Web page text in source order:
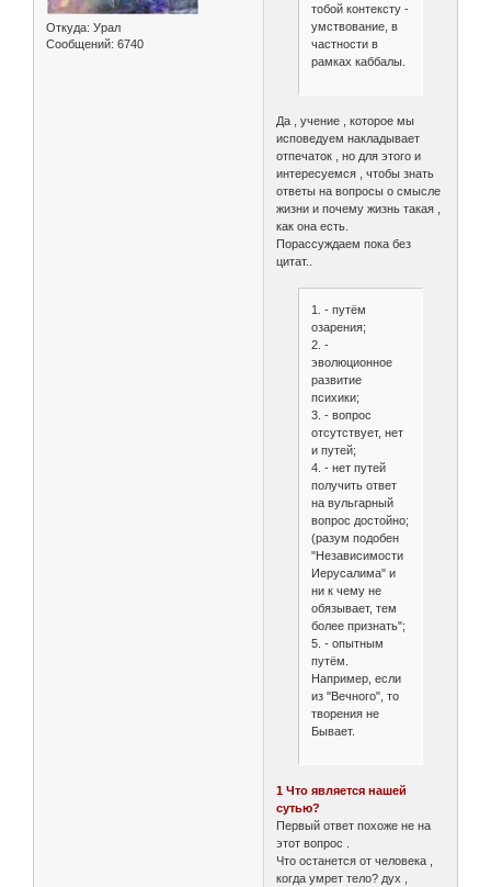
Откуда: Урал
Сообщений: 6740
тобой контексту -
умствование, в
частности в
рамках каббалы.
Да , учение , которое мы
исповедуем накладывает
отпечаток , но для этого и
интересуемся , чтобы знать
ответы на вопросы о смысле
жизни и почему жизнь такая ,
как она есть.
Порассуждаем пока без
цитат..
1. - путём
озарения;
2. -
эволюционное
развитие
психики;
3. - вопрос
отсутствует, нет
и путей;
4. - нет путей
получить ответ
на вульгарный
вопрос достойно;
(разум подобен
"Независимости
Иерусалима" и
ни к чему не
обязывает, тем
более признать";
5. - опытным
путём.
Например, если
из "Вечного", то
творения не
Бывает.
1 Что является нашей
сутью?
Первый ответ похоже не на
этот вопрос .
Что останется от человека ,
когда умрет тело? дух ,